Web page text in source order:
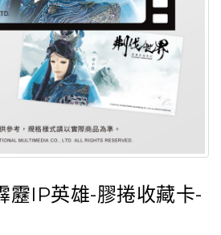
靂IP英雄-膠捲收藏卡-